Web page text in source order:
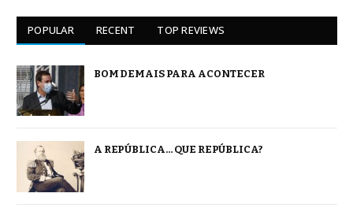
POPULAR RECENT TOP REVIEWS
BOM DEMAIS PARA ACONTECER
A REPÚBLICA… QUE REPÚBLICA?